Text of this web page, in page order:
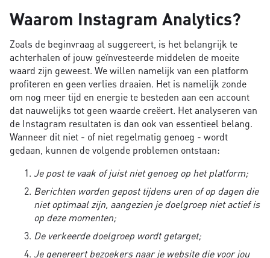
Waarom Instagram Analytics?
Zoals de beginvraag al suggereert, is het belangrijk te
achterhalen of jouw geïnvesteerde middelen de moeite
waard zijn geweest. We willen namelijk van een platform
profiteren en geen verlies draaien. Het is namelijk zonde
om nog meer tijd en energie te besteden aan een account
dat nauwelijks tot geen waarde creëert. Het analyseren van
de Instagram resultaten is dan ook van essentieel belang.
Wanneer dit niet - of niet regelmatig genoeg - wordt
gedaan, kunnen de volgende problemen ontstaan:
Je post te vaak of juist niet genoeg op het platform;
Berichten worden gepost tijdens uren of op dagen die
niet optimaal zijn, aangezien je doelgroep niet actief is
op deze momenten;
De verkeerde doelgroep wordt getarget;
Je genereert bezoekers naar je website die voor jou